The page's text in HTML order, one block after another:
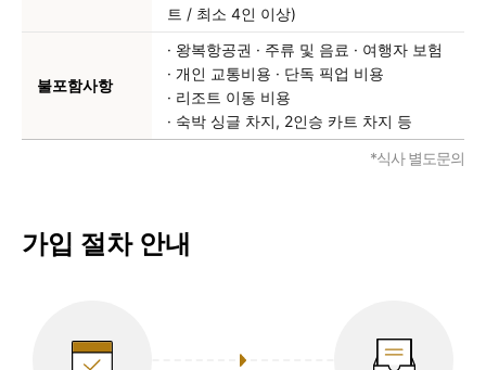
트 / 최소 4인 이상)
불포함사항
· 왕복항공권 · 주류 및 음료 · 여행자 보험
· 개인 교통비용 · 단독 픽업 비용
· 리조트 이동 비용
· 숙박 싱글 차지, 2인승 카트 차지 등
*식사 별도문의
가입 절차 안내